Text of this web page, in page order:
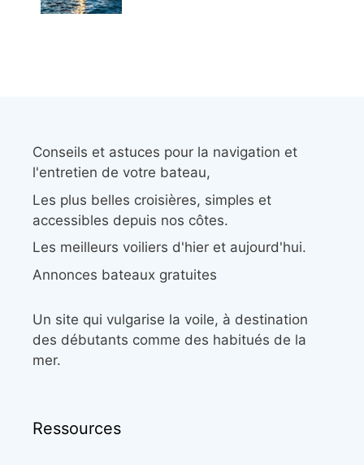
Conseils et astuces pour la navigation et
l'entretien de votre bateau,
Les plus belles croisières, simples et
accessibles depuis nos côtes.
Les meilleurs voiliers d'hier et aujourd'hui.
Annonces bateaux gratuites
Un site qui vulgarise la voile, à destination
des débutants comme des habitués de la
mer.
Ressources